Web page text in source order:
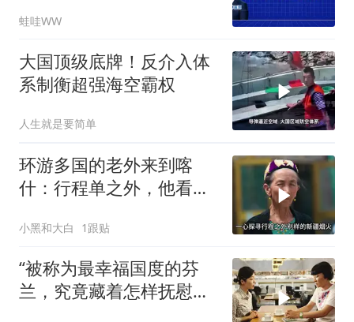
延廷｜辣晚报20260806
蛙哇WW
大国顶级底牌！反介入体
系制衡超强海空霸权
人生就是要简单
环游多国的老外来到喀
什：行程单之外，他看到
小黑和大白 1跟贴
“被称为最幸福国度的芬
兰，究竟藏着怎样抚慰人